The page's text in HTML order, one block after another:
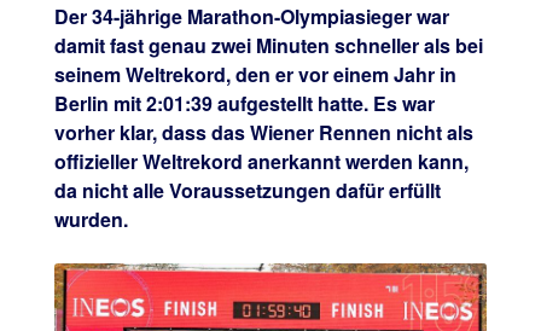
Der 34-jährige Marathon-Olympiasieger war
damit fast genau zwei Minuten schneller als bei
seinem Weltrekord, den er vor einem Jahr in
Berlin mit 2:01:39 aufgestellt hatte. Es war
vorher klar, dass das Wiener Rennen nicht als
offizieller Weltrekord anerkannt werden kann,
da nicht alle Voraussetzungen dafür erfüllt
wurden.